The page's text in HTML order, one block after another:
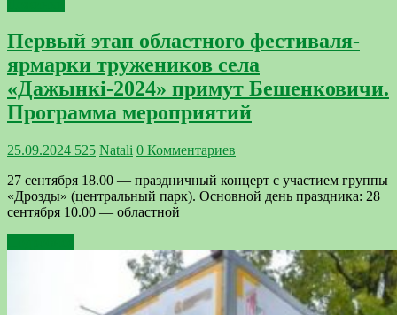
Первый этап областного фестиваля-
ярмарки тружеников села
«Дажынкі-2024» примут Бешенковичи.
Программа мероприятий
25.09.2024 525 Natali 0 Комментариев
27 сентября 18.00 — праздничный концерт с участием группы
«Дрозды» (центральный парк). Основной день праздника: 28
сентября 10.00 — областной